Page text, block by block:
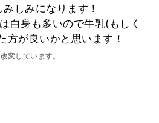
しみになります！
白身も多いので牛乳(もしく
方が良いかと思います！
変しています。